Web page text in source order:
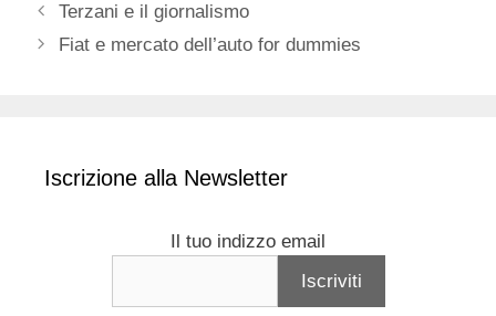
Terzani e il giornalismo
Fiat e mercato dell’auto for dummies
Iscrizione alla Newsletter
Il tuo indizzo email